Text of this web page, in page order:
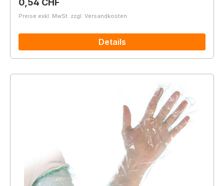
0,54 CHF
Preise exkl. MwSt. zzgl. Versandkosten
Details